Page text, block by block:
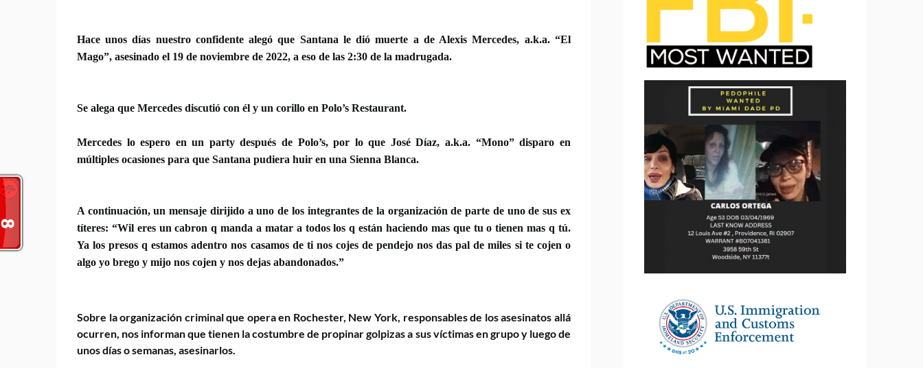
Hace unos días nuestro confidente alegó que Santana le dió muerte a de Alexis Mercedes, a.k.a. “El
Mago”, asesinado el 19 de noviembre de 2022, a eso de las 2:30 de la madrugada.
Se alega que Mercedes discutió con él y un corillo en Polo’s Restaurant.
Mercedes lo espero en un party después de Polo’s, por lo que José Díaz, a.k.a. “Mono” disparo en
múltiples ocasiones para que Santana pudiera huir en una Sienna Blanca.
A continuación, un mensaje dirijido a uno de los integrantes de la organización de parte de uno de sus ex
títeres: “Wil eres un cabron q manda a matar a todos los q están haciendo mas que tu o tienen mas q tú.
Ya los presos q estamos adentro nos casamos de ti nos cojes de pendejo nos das pal de miles si te cojen o
algo yo brego y mijo nos cojen y nos dejas abandonados.”
Sobre la organización criminal que opera en Rochester, New York, responsables de los asesinatos allá
ocurren, nos informanque tienen la costumbre de propinar golpizas a sus víctimas en grupo y luego de
unos días o semanas, asesinarlos.